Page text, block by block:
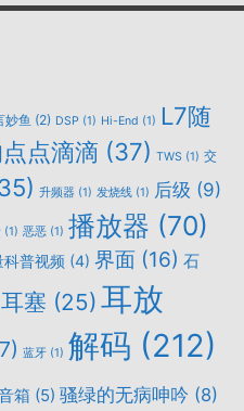
妙鱼 (2) DSP (1) Hi-End (1) L7随
点滴滴 (37) TWS (1) 交
升频器 (1) 发烧线 (1) 后级 (9)
(1) 恶恶 (1) 播放器 (70)
科普视频 (4) 界面 (16) 石
耳塞 (25) 耳放
蓝牙 (1) 解码 (212)
箱 (5) 骚绿的无病呻吟 (8)